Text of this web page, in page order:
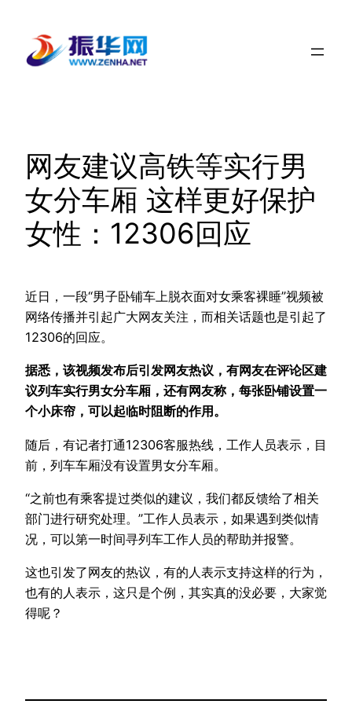
网友建议高铁等实行男
女分车厢 这样更好保护
女性：12306回应
近日，一段“男子卧铺车上脱衣面对女乘客裸睡”视频被
网络传播并引起广大网友关注，而相关话题也是引起了
12306的回应。
据悉，该视频发布后引发网友热议，有网友在评论区建
议列车实行男女分车厢，还有网友称，每张卧铺设置一
个小床帘，可以起临时阻断的作用。
随后，有记者打通12306客服热线，工作人员表示，目
前，列车车厢没有设置男女分车厢。
“之前也有乘客提过类似的建议，我们都反馈给了相关
部门进行研究处理。”工作人员表示，如果遇到类似情
况，可以第一时间寻列车工作人员的帮助并报警。
这也引发了网友的热议，有的人表示支持这样的行为，
也有的人表示，这只是个例，其实真的没必要，大家觉
得呢？